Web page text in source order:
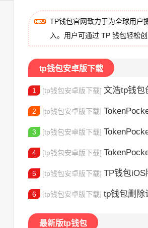
TP钱包官网致力于为全球用户
入。用户可通过 TP 钱包轻松
tp钱包安卓版下载
1 [tp钱包安卓版下载] 文浩tp钱包创始人
2 [tp钱包安卓版下载] TokenPocket安卓版
3 [tp钱包安卓版下载] TokenPocket怎
4 [tp钱包安卓版下载] TokenPocket TRX合并
5 [tp钱包安卓版下载] TP钱包iOS版怎
6 [tp钱包安卓版下载] tp钱包删除记
最新版tp钱包